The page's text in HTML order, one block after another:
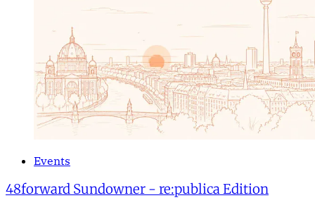
Events
48forward Sundowner - re:publica Edition